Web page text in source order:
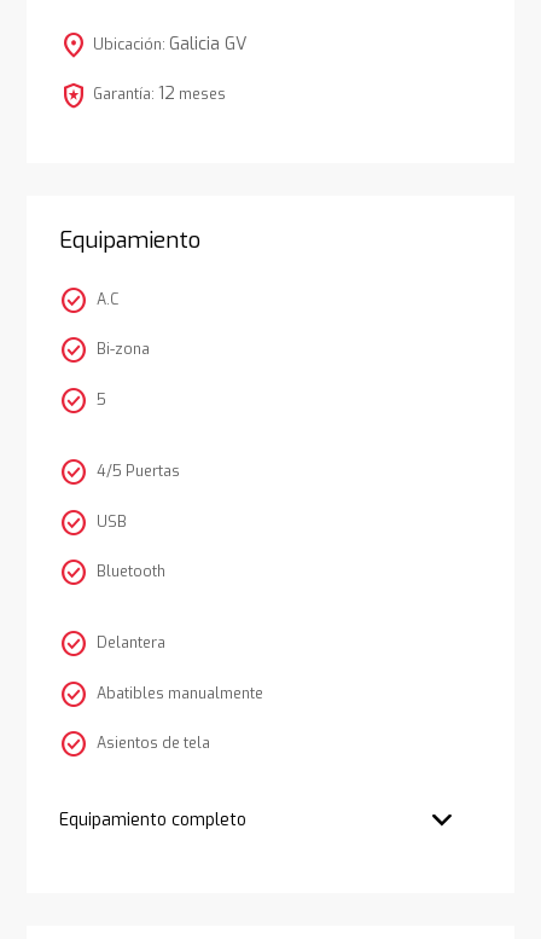
location_on Ubicación: Galicia GV
local_police Garantía: 12 meses
Equipamiento
check_circle A.C
check_circle Bi-zona
check_circle 5
check_circle 4/5 Puertas
check_circle USB
check_circle Bluetooth
check_circle Delantera
check_circle Abatibles manualmente
check_circle Asientos de tela
Equipamiento completo